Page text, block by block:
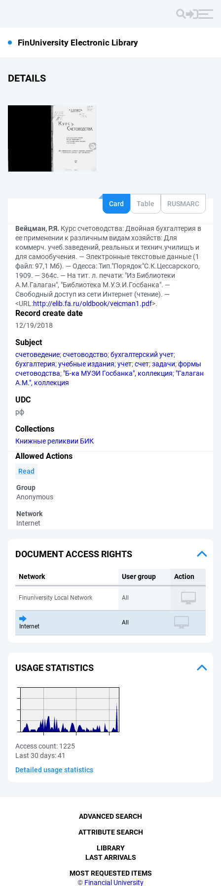
FinUniversity Electronic Library
DETAILS
Card Table RUSMARC
Вейцман, Р.Я. Курс счетоводства: Двойная бухгалтерия в
ее применении к различным видам хозяйств: Для
коммерч. учеб.заведений, реальных и технич.училищъ и
для самообучения. — Электронные текстовые данные (1
файл: 97,1 Мб). — Одесса: Тип."Порядок"С.К.Цессарского,
1909. — 364с. — На тит. л. печати: "Из Библиотеки
А.М.Галаган", "Библиотека М.У.Э.И.Госбанка". —
Свободный доступ из сети Интернет (чтение). —
<URL:http://elib.fa.ru/oldbook/veicman1.pdf>.
Record create date
12/19/2018
Subject
счетоведение;счетоводство;бухгалтерский учет;
бухгалтерия;учебные издания;учет;счет;задачи;формы
счетоводства; "Б-ка МУЭИ Госбанка", коллекция; "Галаган
А.М.", коллекция
UDC
рф
Collections
Книжные реликвии БИК
Allowed Actions
Read
Group
Anonymous
Network
Internet
DOCUMENT ACCESS RIGHTS
Network User group Action
Finuniversity Local Network All
Internet
All
USAGE STATISTICS
Access count: 1225
Last 30 days:41
Detailed usage statistics
© Financial University
ADVANCED SEARCH
ATTRIBUTE SEARCH
LIBRARY
LAST ARRIVALS
MOST REQUESTED ITEMS